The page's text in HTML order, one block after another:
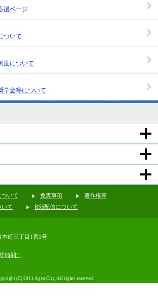
援ページ
ついて
度について
学金等について
ついて 免責事項
著作権等
いて
RSS配信について
本町三丁目1番1号
時間）
(C) 2011 Ageo City, All rights reserved.